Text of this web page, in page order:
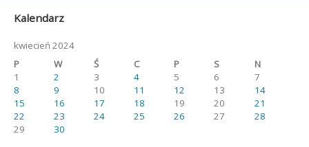
Kalendarz
kwiecień 2024
P
W Ś C P S
N
1
2 3 4 5 6
7
8
9 10 11 12 13
14
15
16 17 18 19 20
21
22
23 24 25 26 27
28
29
30